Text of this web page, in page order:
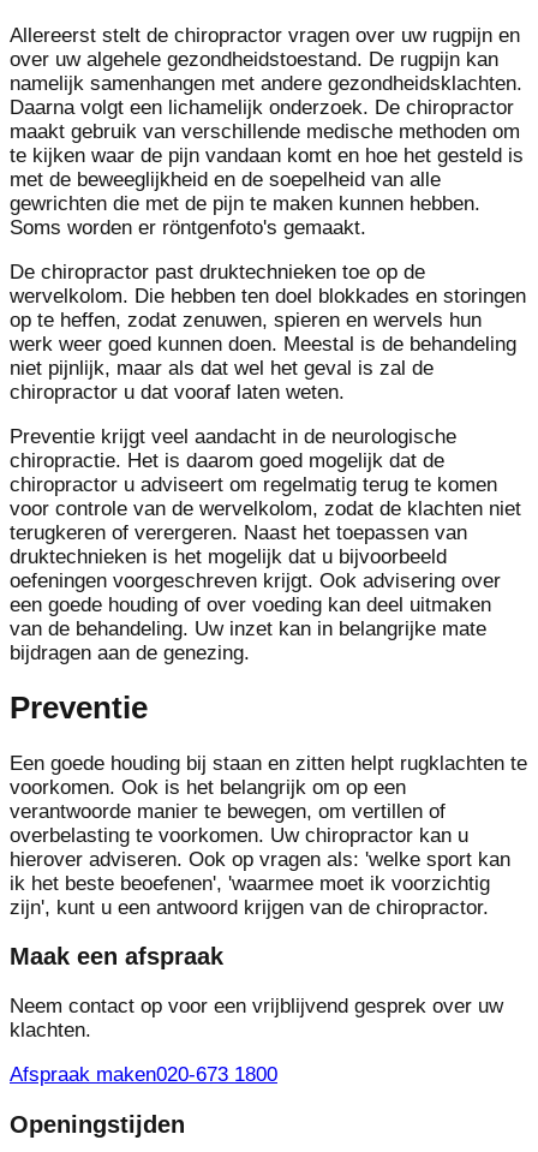
Allereerst stelt de chiropractor vragen over uw rugpijn en
over uw algehele gezondheidstoestand. De rugpijn kan
namelijk samenhangen met andere gezondheidsklachten.
Daarna volgt een lichamelijk onderzoek. De chiropractor
maakt gebruik van verschillende medische methoden om
te kijken waar de pijn vandaan komt en hoe het gesteld is
met de beweeglijkheid en de soepelheid van alle
gewrichten die met de pijn te maken kunnen hebben.
Soms worden er röntgenfoto's gemaakt.
De chiropractor past druktechnieken toe op de
wervelkolom. Die hebben ten doel blokkades en storingen
op te heffen, zodat zenuwen, spieren en wervels hun
werk weer goed kunnen doen. Meestal is de behandeling
niet pijnlijk, maar als dat wel het geval is zal de
chiropractor u dat vooraf laten weten.
Preventie krijgt veel aandacht in de neurologische
chiropractie. Het is daarom goed mogelijk dat de
chiropractor u adviseert om regelmatig terug te komen
voor controle van de wervelkolom, zodat de klachten niet
terugkeren of verergeren. Naast het toepassen van
druktechnieken is het mogelijk dat u bijvoorbeeld
oefeningen voorgeschreven krijgt. Ook advisering over
een goede houding of over voeding kan deel uitmaken
van de behandeling. Uw inzet kan in belangrijke mate
bijdragen aan de genezing.
Preventie
Een goede houding bij staan en zitten helpt rugklachten te
voorkomen. Ook is het belangrijk om op een
verantwoorde manier te bewegen, om vertillen of
overbelasting te voorkomen. Uw chiropractor kan u
hierover adviseren. Ook op vragen als: 'welke sport kan
ik het beste beoefenen', 'waarmee moet ik voorzichtig
zijn', kunt u een antwoord krijgen van de chiropractor.
Maak een afspraak
Neem contact op voor een vrijblijvend gesprek over uw
klachten.
Afspraak maken020-673 1800
Openingstijden